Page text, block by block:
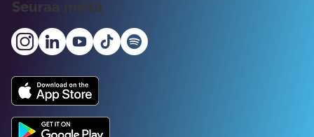
Seuraa meitä